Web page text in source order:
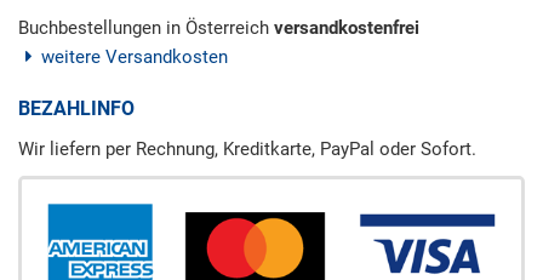
Buchbestellungen in Österreich versandkostenfrei
weitere Versandkosten
BEZAHLINFO
Wir liefern per Rechnung, Kreditkarte, PayPal oder Sofort.